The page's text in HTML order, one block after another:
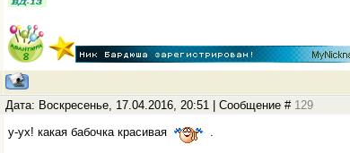
Дата: Воскресенье, 17.04.2016, 20:51 | Сообщение # 129
у-ух! какая бабочка красивая